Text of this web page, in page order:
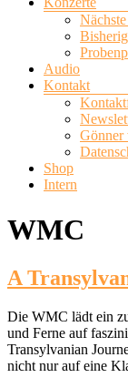
Audio
Kontakt
Gönner
Shop
Intern
WMC
A
Die WMC lädt ein
und Ferne auf
Transylvanian
nicht nur auf eine